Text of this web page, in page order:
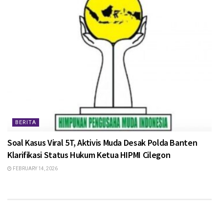
BERITA
Soal Kasus Viral 5T, Aktivis Muda Desak Polda Banten
Klarifikasi Status Hukum Ketua HIPMI Cilegon
FEBRUARY 14, 2026